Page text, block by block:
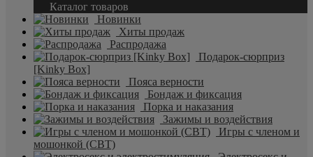
Каталог товаров
Новинки
Хиты продаж
Распродажа
Подарок-сюрприз
[Kinky Box]
Пояса верности
Бондаж и фиксация
Порка и наказания
Зажимы и воздействия
Игры с членом и
мошонкой (CBT)